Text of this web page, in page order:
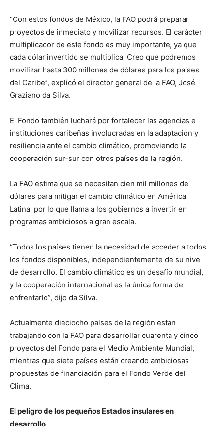
“Con estos fondos de México, la FAO podrá preparar
proyectos de inmediato y movilizar recursos. El carácter
multiplicador de este fondo es muy importante, ya que
cada dólar invertido se multiplica. Creo que podremos
movilizar hasta 300 millones de dólares para los países
del Caribe”, explicó el director general de la FAO, José
Graziano da Silva.
El Fondo también luchará por fortalecer las agencias e
instituciones caribeñas involucradas en la adaptación y
resiliencia ante el cambio climático, promoviendo la
cooperación sur-sur con otros países de la región.
La FAO estima que se necesitan cien mil millones de
dólares para mitigar el cambio climático en América
Latina, por lo que llama a los gobiernos a invertir en
programas ambiciosos a gran escala.
“Todos los países tienen la necesidad de acceder a todos
los fondos disponibles, independientemente de su nivel
de desarrollo. El cambio climático es un desafío mundial,
y la cooperación internacional es la única forma de
enfrentarlo”, dijo da Silva.
Actualmente dieciocho países de la región están
trabajando con la FAO para desarrollar cuarenta y cinco
proyectos del Fondo para el Medio Ambiente Mundial,
mientras que siete países están creando ambiciosas
propuestas de financiación para el Fondo Verde del
Clima.
El peligro de los pequeños Estados insulares en
desarrollo